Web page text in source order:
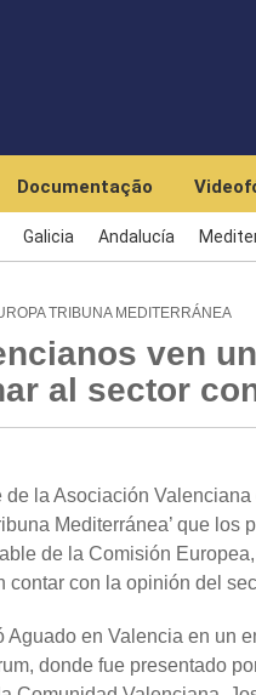
Documentação
Galicia Andalucía
TRIBUNA MEDITERRÁNEA
ven
al sector
la Asociación
Mediterránea’ que
de la Comisión
contar con la opinión del
Aguado en Valencia en un
donde fue presentado